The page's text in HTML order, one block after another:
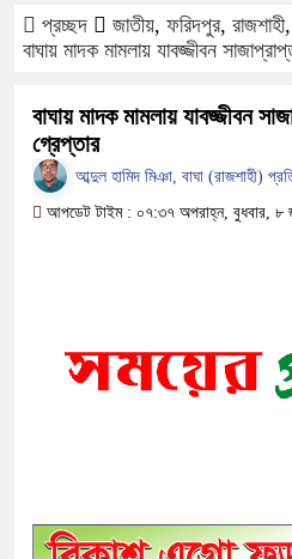
প্রচ্ছদ জাতীয়, ফরিদপুর, রাজশাহী,
বাঘায় মাদক মামলায় যাবজ্জীবন
বাঘায় মাদক মামলায় যাবজ্জীবন
গ্রেপ্তার
আব্দুল হামিদ মিঞা, বাঘা (রাজশাহী)
আপডেট টাইম : ০৭:৩৭ অপরাহ্ন, বুধবার, ৮